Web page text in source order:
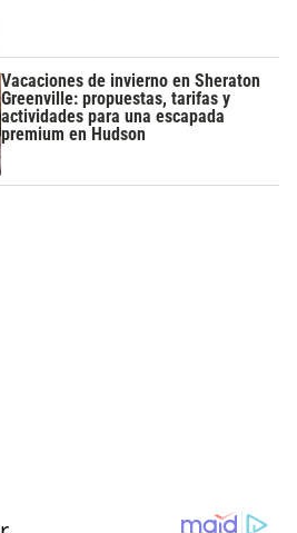
Vacaciones de invierno en Sheraton
Greenville: propuestas, tarifas y
actividades para una escapada
premium en Hudson